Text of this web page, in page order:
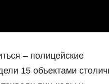
– полицейские
15 объектами